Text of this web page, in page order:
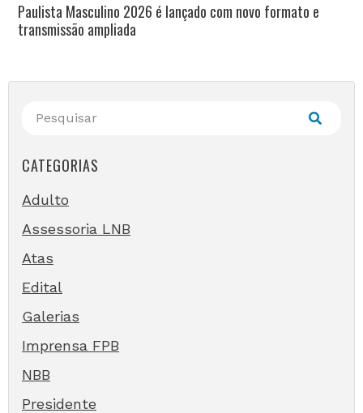
Paulista Masculino 2026 é lançado com novo formato e
transmissão ampliada
CATEGORIAS
Adulto
Assessoria LNB
Atas
Edital
Galerias
Imprensa FPB
NBB
Presidente